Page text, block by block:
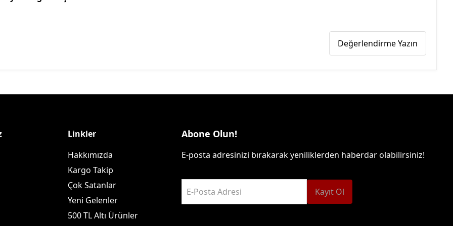
Değerlendirme Yazın
Linkler
Hakkımızda
Kargo Takip
Çok Satanlar
Yeni Gelenler
500 TL Altı Ürünler
Abone Olun!
E-posta adresinizi bırakarak yeniliklerden haberdar olabilirsiniz!
E-Posta Adresi Kayıt Ol